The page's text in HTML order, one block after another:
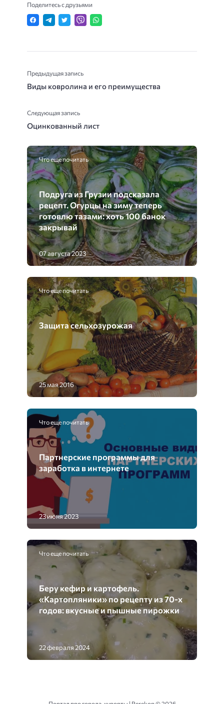
Поделитесь с друзьями
Предыдущая запись
Виды ковролина и его преимущества
Следующая запись
Оцинкованный лист
Что еще почитать
Подруга из Грузии подсказала
рецепт. Огурцы на зиму теперь
готовлю тазами: хоть 100 банок
закрывай
07 августа 2023
Что еще почитать
Защита сельхозурожая
25 мая 2016
Что еще почитать
Партнерские программы для
заработка в интернете
23 июня 2023
Что еще почитать
Беру кефир и картофель.
«Картопляники» по рецепту из 70-х
годов: вкусные и пышные пирожки
22 февраля 2024